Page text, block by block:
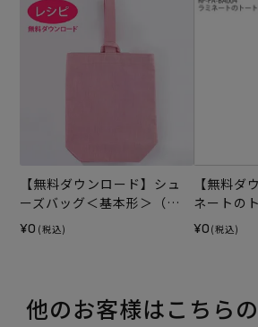
【無料ダウンロード】シュ
ーズバッグ＜基本形＞（レ
シピ）
¥0 (税込)
【無料ダ
ネートの
手テープ
¥0 (税込)
他のお客様はこちら